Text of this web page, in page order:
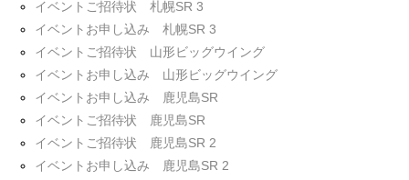
イベントご招待状 札幌SR 3
イベントお申し込み 札幌SR 3
イベントご招待状 山形ビッグウイング
イベントお申し込み 山形ビッグウイング
イベントお申し込み 鹿児島SR
イベントご招待状 鹿児島SR
イベントご招待状 鹿児島SR 2
イベントお申し込み 鹿児島SR 2